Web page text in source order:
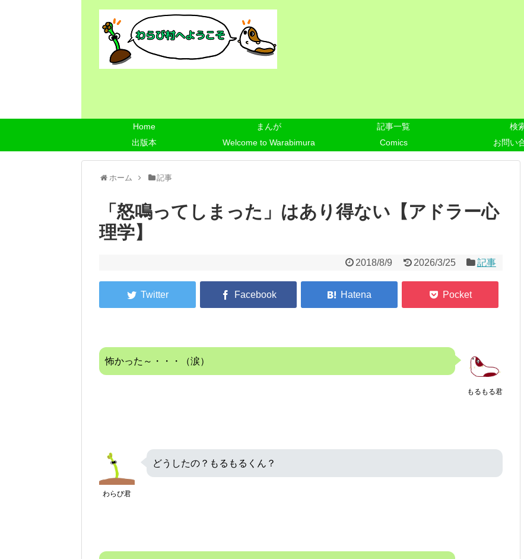
Home まんが 記事一覧 検
出版本
Welcome to Warabimura Comics お問い
ホーム 記事
「怒鳴ってしまった」はあり得ない【アドラー心
理学】
2018/8/9 2026/3/25 記事
もるもる君
怖かった～・・・（涙）
わらび君
どうしたの？もるもるくん？